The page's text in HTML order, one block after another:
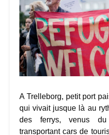
A Trelleborg, petit port
qui vivait jusque là au
des ferrys, venus du
transportant cars de